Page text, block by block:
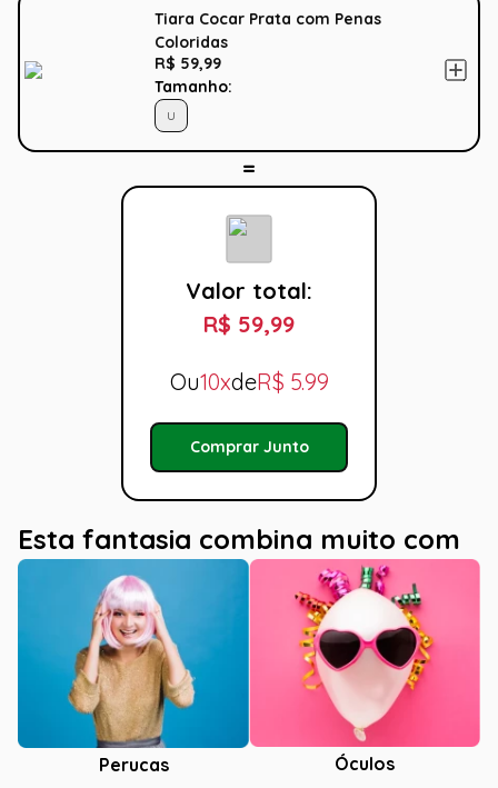
Tiara Cocar Prata com Penas
Coloridas
R$ 59,99
Tamanho:
U
Valor total:
R$ 59,99
Ou10xdeR$ 5.99
Comprar Junto
Esta fantasia combina muito com
Perucas Óculos